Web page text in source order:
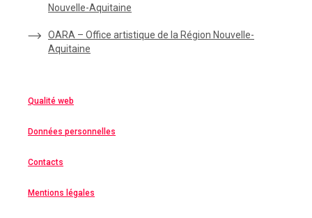
Nouvelle-Aquitaine
OARA – Office artistique de la Région Nouvelle-
Aquitaine
Qualité web
Données personnelles
Contacts
Mentions légales